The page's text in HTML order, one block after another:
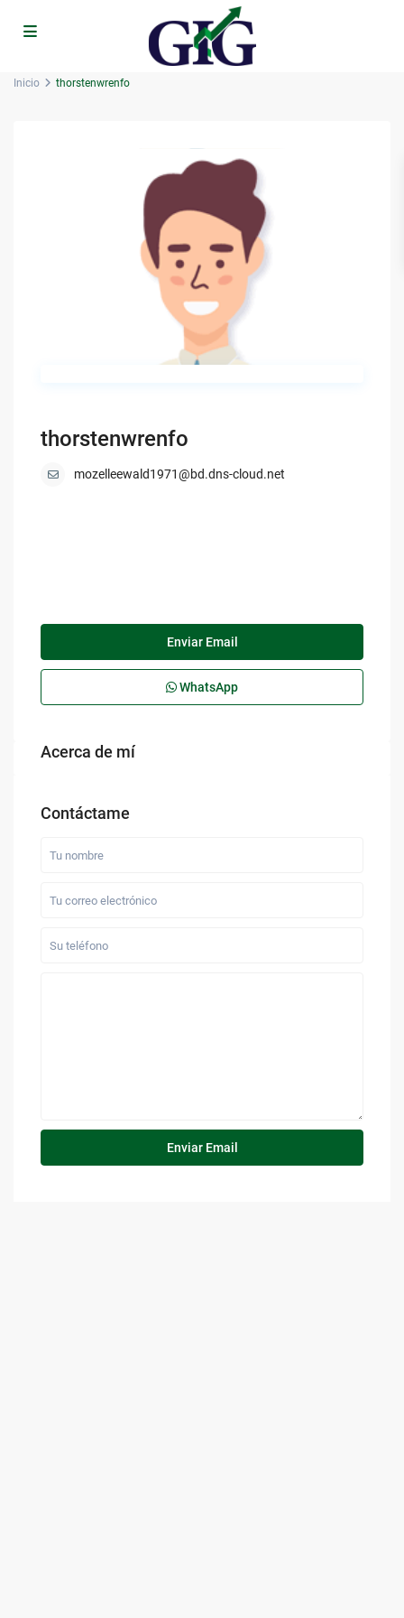
Inicio thorstenwrenfo
thorstenwrenfo
mozelleewald1971@bd.dns-cloud.net
Enviar Email
WhatsApp
Acerca de mí
Contáctame